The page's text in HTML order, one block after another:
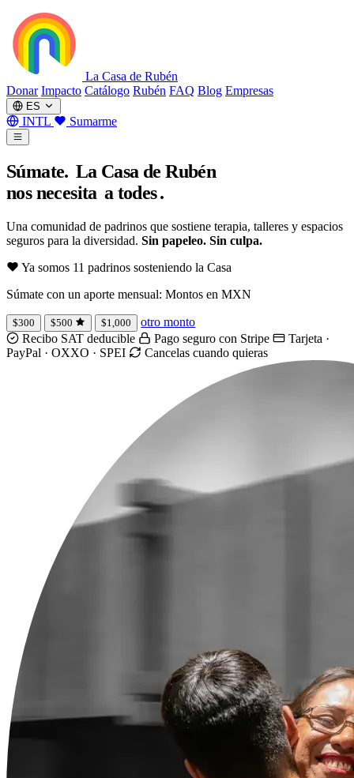
La Casa de Rubén
Donar Impacto Catálogo Rubén FAQ Blog Empresas
ES
INTL Sumarme
Súmate. La Casa de Rubén
nos necesita a todes.
Una comunidad de padrinos que sostiene terapia, talleres y espacios
seguros para la diversidad. Sin papeleo. Sin culpa.
Ya somos 11 padrinos sosteniendo la Casa
Súmate con un aporte mensual: Montos en MXN
$300 $500 $1,000
otro monto
Recibo SAT deducible
Pago seguro con Stripe
Tarjeta ·
PayPal · OXXO · SPEI
Cancelas cuando quieras